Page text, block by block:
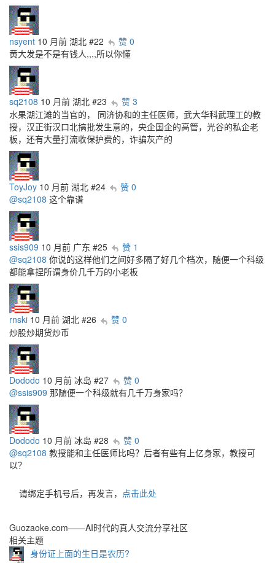
nsyent 10 月前 湖北 #22
赞 0
黄大发是不是有钱人,,,,所以你懂
sq2108 10 月前 湖北 #23
赞 3
水果湖江滩的当官的， 同济协和的主任医师，武大华科武理工的教
授，汉正街汉口北搞批发生意的，央企国企的高管，光谷的私企老
板，还有大量打流收保护费的，诈骗灰产的
ToyJoy 10 月前 湖北 #24
赞 0
@sq2108 这个靠谱
ssis909 10 月前 广东 #25
赞 1
@sq2108 你说的这样他们之间好多隔了好几个档次，随便一个科级
都能拿捏所谓身价几千万的小老板
rnski 10 月前 湖北 #26
赞 0
炒股炒期货炒币
Dododo 10 月前 冰岛 #27
赞 0
@ssis909 那随便一个科级就有几千万身家吗？
Dododo 10 月前 冰岛 #28
赞 0
@sq2108 教授能和主任医师比吗？后者有些有上亿身家，教授可
以？
请绑定手机号后，再发言， 点击此处
Guozaoke.com——AI时代的真人交流分享社区
相关主题
身份证上面的生日是农历?